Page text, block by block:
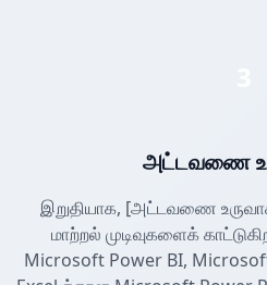
அட்டவணை
இறுதியாக, [அட்டவணை
மாற்றல் முடிவுகளைக்
Microsoft Power BI,